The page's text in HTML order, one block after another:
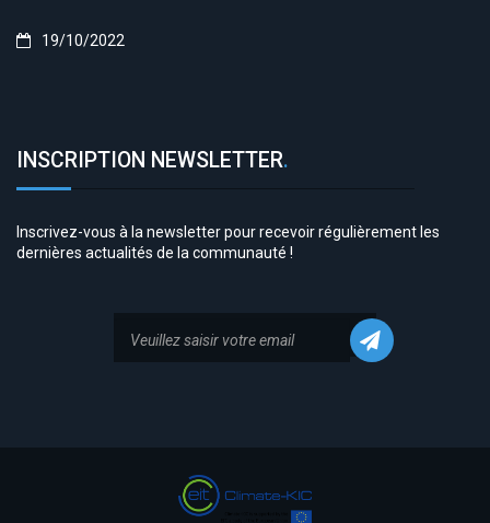
19/10/2022
INSCRIPTION NEWSLETTER.
Inscrivez-vous à la newsletter pour recevoir régulièrement les
dernières actualités de la communauté !